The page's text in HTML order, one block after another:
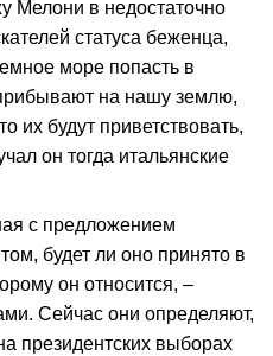
Мелони в недостаточно
статуса беженца,
море попасть в
на нашу землю,
их будут приветствовать,
он тогда итальянские
с предложением
будет ли оно принято в
он относится, –
Сейчас они определяют,
президентских выборах